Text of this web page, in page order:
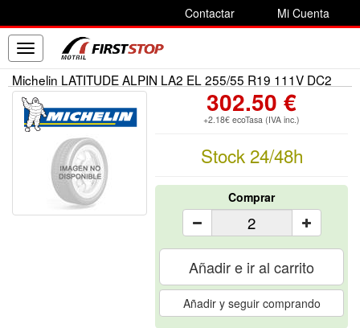
Contactar Mi Cuenta
Toggle
navigation
Michelin LATITUDE ALPIN LA2 EL 255/55 R19 111V DC2
302.50 €
+2.18€ ecoTasa (IVA inc.)
Stock 24/48h
Comprar
Añadir e ir al carrito
Añadir y seguir comprando